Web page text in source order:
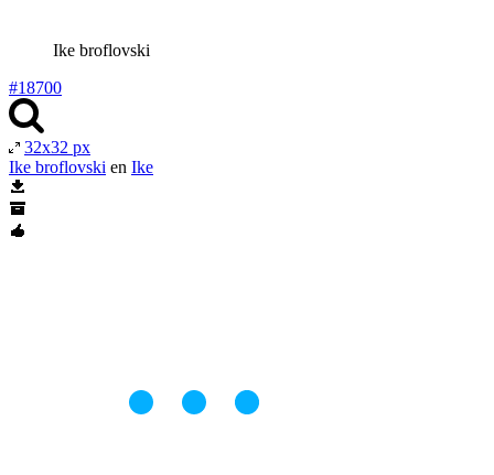
Ike broflovski
#18700
32x32 px
Ike broflovski en Ike